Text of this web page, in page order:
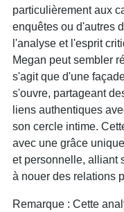
particulièrement aux
enquêtes ou d'autres
l'analyse et l'esprit
Megan peut sembler
s'agit que d'une
s'ouvre, partageant
liens authentiques
son cercle intime.
avec une grâce
et personnelle, alliant
à nouer des relations
Remarque : Cette